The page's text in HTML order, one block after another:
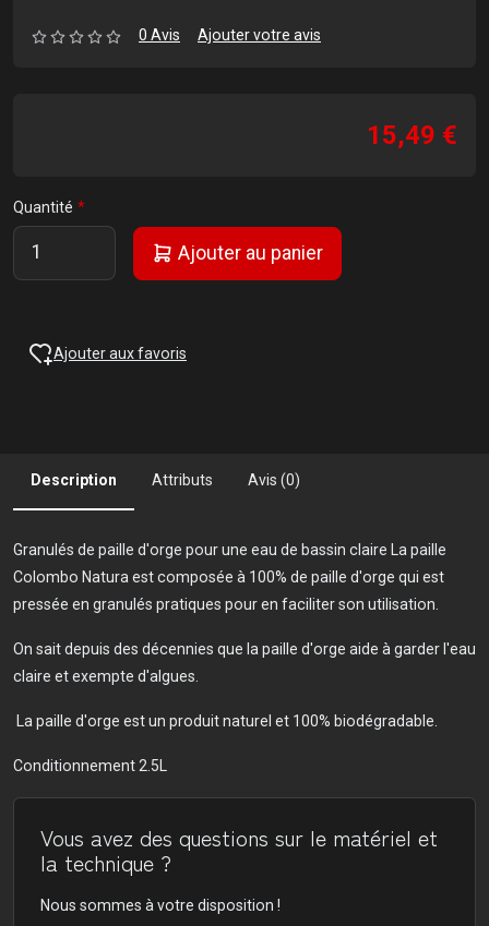
0 Avis Ajouter votre avis
15,49 €
Quantité
Ajouter au panier
Ajouter aux favoris
Description Attributs Avis (0)
Granulés de paille d'orge pour une eau de bassin claire La paille
Colombo Natura est composée à 100% de paille d'orge qui est
pressée en granulés pratiques pour en faciliter son utilisation.
On sait depuis des décennies que la paille d'orge aide à garder l'eau
claire et exempte d'algues.
La paille d'orge est un produit naturel et 100% biodégradable.
Conditionnement 2.5L
Vous avez des questions sur le matériel et
la technique ?
Nous sommes à votre disposition !